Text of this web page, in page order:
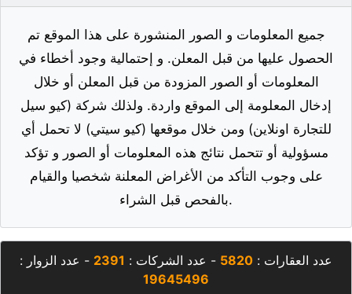
جميع المعلومات و الصور المنشورة على هذا الموقع تم
الحصول عليها من قبل المعلن. و إحتمالية وجود أخطاء في
المعلومات أو الصور المزودة من قبل المعلن أو خلال
إدخال المعلومة إلى الموقع واردة. ولذلك شركة (كيو سيل
للتجارة اونلاين) ومن خلال موقعها (كيو سيتي) لا تحمل أي
مسؤولية أو تتحمل نتائج هذه المعلومات أو الصور و تؤكد
على وجوب التأكد من الأغراض المعلنة شخصيا والقيام
بالفحص قبل الشراء.
عدد العقارات : 5820 - عدد الشركات : 2391 - عدد الزوار :
19645496